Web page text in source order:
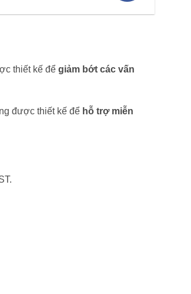
thiết kế để giảm bớt các vấn
được thiết kế để hỗ trợ miễn